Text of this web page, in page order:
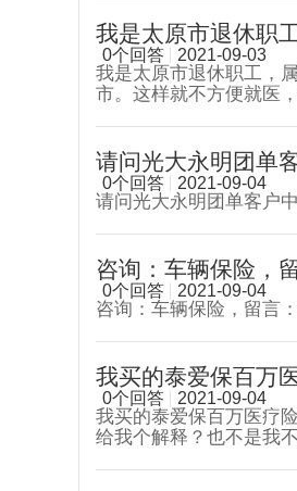
我是太原市退休职
0个回答 2021-09-03
我是太原市退休职工，
市。这样就不方便就医
请问光大永明团单
0个回答 2021-09-04
请问光大永明团单客户
咨询：车辆保险，
0个回答 2021-09-04
咨询：车辆保险，留言
我买的泰爱保百万
0个回答 2021-09-04
我买的泰爱保百万医疗
给我个解释？也不是我